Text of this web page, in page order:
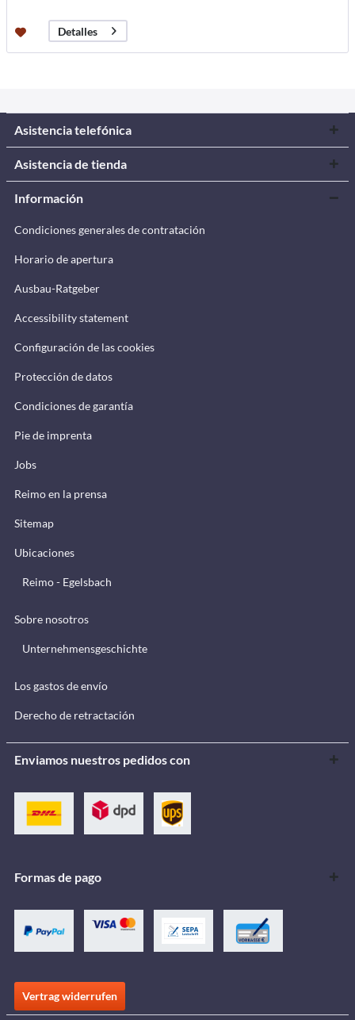
Detalles
Asistencia telefónica
Asistencia de tienda
Información
Condiciones generales de contratación
Horario de apertura
Ausbau-Ratgeber
Accessibility statement
Configuración de las cookies
Protección de datos
Condiciones de garantía
Pie de imprenta
Jobs
Reimo en la prensa
Sitemap
Ubicaciones
Reimo - Egelsbach
Sobre nosotros
Unternehmensgeschichte
Los gastos de envío
Derecho de retractación
Enviamos nuestros pedidos con
Formas de pago
Vertrag widerrufen